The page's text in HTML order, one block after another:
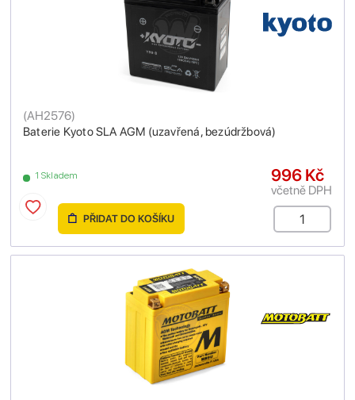
Baterie Kyoto SLA AGM (uzavřená, bezúdržbová)
(AH2576)
1 Skladem 996 Kč
včetně DPH
PŘIDAT DO KOŠÍKU